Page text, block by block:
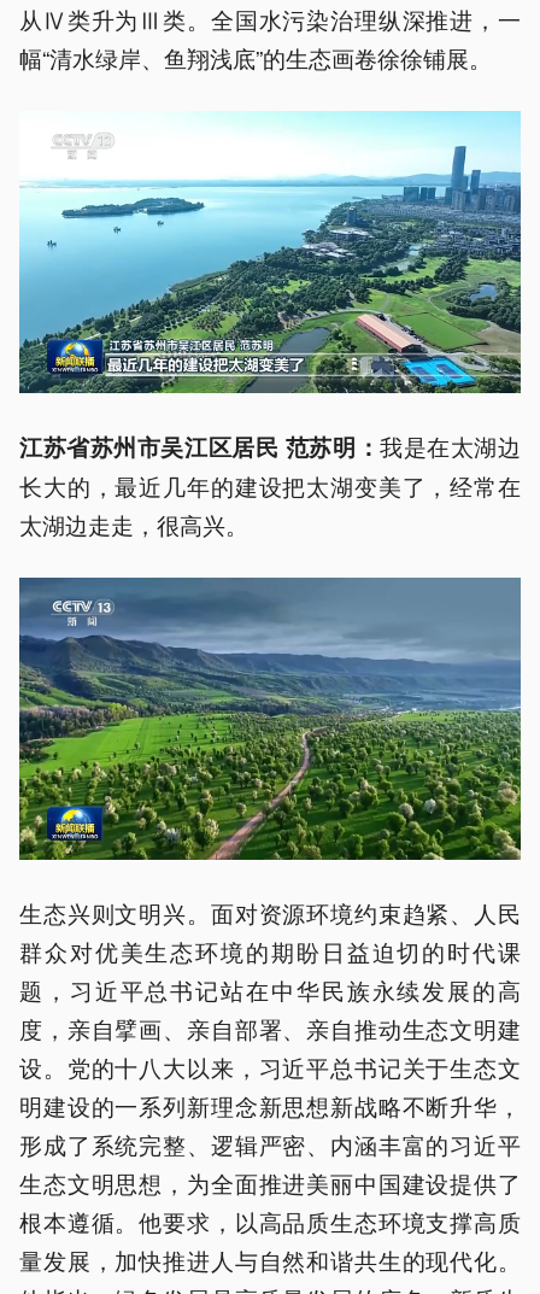
从Ⅳ类升为Ⅲ类。全国水污染治理纵深推进，一
幅“清水绿岸、鱼翔浅底”的生态画卷徐徐铺展。
江苏省苏州市吴江区居民 范苏明：我是在太湖边
长大的，最近几年的建设把太湖变美了，经常在
太湖边走走，很高兴。
生态兴则文明兴。面对资源环境约束趋紧、人民
群众对优美生态环境的期盼日益迫切的时代课
题，习近平总书记站在中华民族永续发展的高
度，亲自擘画、亲自部署、亲自推动生态文明建
设。党的十八大以来，习近平总书记关于生态文
明建设的一系列新理念新思想新战略不断升华，
形成了系统完整、逻辑严密、内涵丰富的习近平
生态文明思想，为全面推进美丽中国建设提供了
根本遵循。他要求，以高品质生态环境支撑高质
量发展，加快推进人与自然和谐共生的现代化。